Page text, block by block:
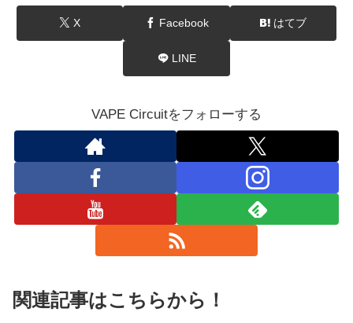
X Facebook はてブ
LINE
VAPE Circuitをフォローする
関連記事はこちらから！